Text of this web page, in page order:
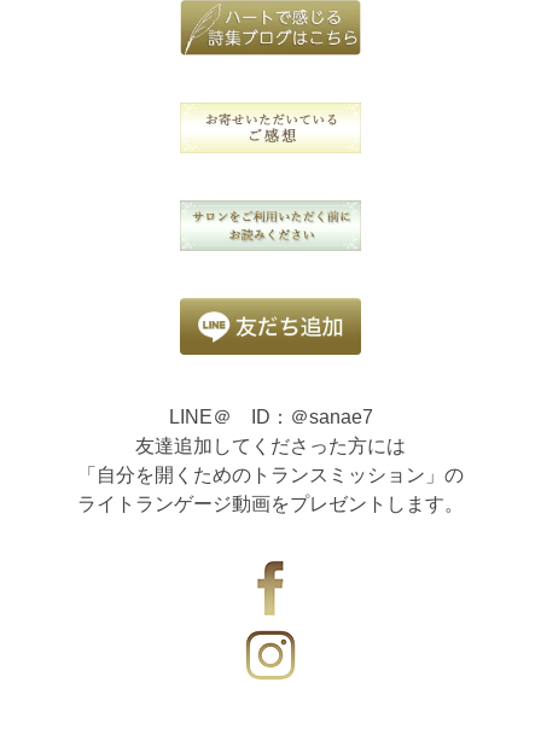
LINE＠ ID：＠sanae7
友達追加してくださった方には
「自分を開くためのトランスミッション」の
ライトランゲージ動画をプレゼントします。